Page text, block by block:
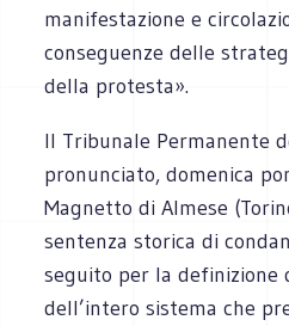
manifestazione e
conseguenze delle
della protesta».
Il Tribunale Permanente
pronunciato, domenica
Magnetto di Almese
sentenza storica di
seguito per la definizione
dell’intero sistema che